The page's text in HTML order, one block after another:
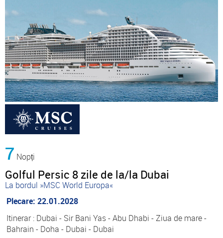
7 Nopți
Golful Persic 8 zile de la/la Dubai
La bordul »MSC World Europa«
Plecare: 22.01.2028
Itinerar : Dubai - Sir Bani Yas - Abu Dhabi - Ziua de mare -
Bahrain - Doha - Dubai - Dubai